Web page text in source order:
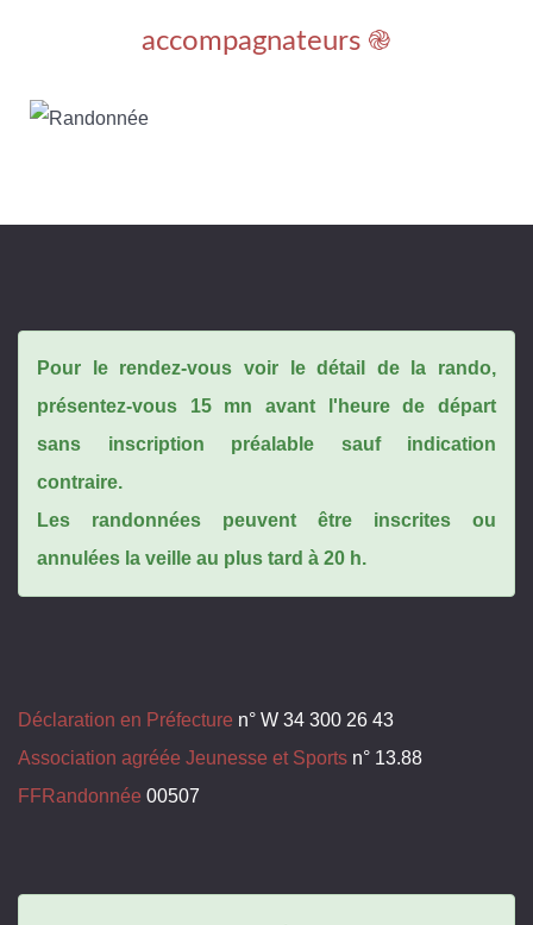
accompagnateurs ֎
Pour le rendez-vous voir le détail de la rando,
présentez-vous 15 mn avant l'heure de départ
sans inscription préalable sauf indication
contraire.
Les randonnées peuvent être inscrites ou
annulées la veille au plus tard à 20 h.
Déclaration en Préfecture n° W 34 300 26 43
Association agréée Jeunesse et Sports n° 13.88
FFRandonnée 00507